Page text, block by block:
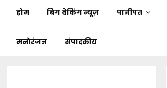
होम बिग ब्रेकिंग न्यूज़ पानीपत
मनोरंजन संपादकीय